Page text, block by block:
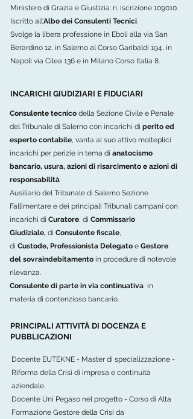
Ministero di Grazia e Giustizia: n. iscrizione 109010.
Iscritto all’Albo dei Consulenti Tecnici.
Svolge la libera professione in Eboli alla via San
Berardino 12, in Salerno al Corso Garibaldi 194, in
Napoli via Cilea 136 e in Milano Corso Italia 8.
INCARICHI GIUDIZIARI E FIDUCIARI
Consulente tecnico della Sezione Civile e Penale
del Tribunale di Salerno con incarichi di perito ed
esperto contabile, vanta al suo attivo molteplici
incarichi per perizie in tema di anatocismo
bancario, usura, azioni di risarcimento e azioni di
responsabilità
Ausiliario del Tribunale di Salerno Sezione
Fallimentare e dei principali Tribunali campani con
incarichi di Curatore, di Commissario
Giudiziale, di Consulente fiscale,
di Custode, Professionista Delegato e Gestore
del sovraindebitamento in procedure di notevole
rilevanza.
Consulente di parte in via continuativa in
materia di contenzioso bancario.
PRINCIPALI ATTIVITÀ DI DOCENZA E
PUBBLICAZIONI
Docente EUTEKNE - Master di specializzazione -
Riforma della Crisi di impresa e continuità
aziendale.
Docente Uni Pegaso nel progetto - Corso di Alta
Formazione Gestore della Crisi da